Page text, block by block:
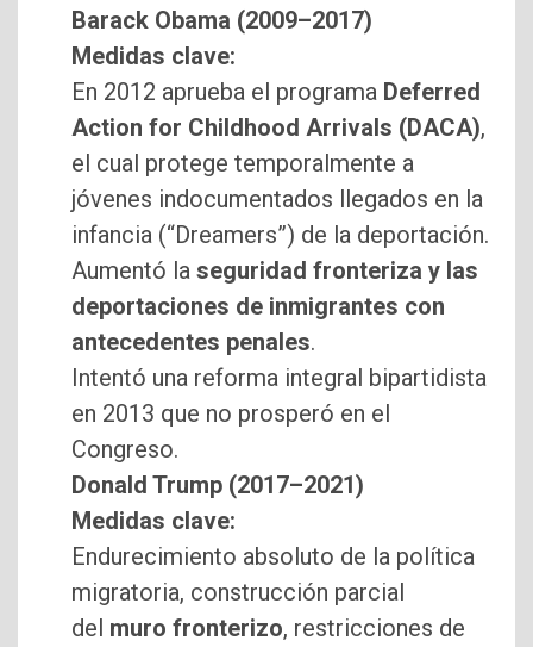
Barack Obama (2009–2017)
Medidas clave:
En 2012 aprueba el programa Deferred
Action for Childhood Arrivals (DACA),
el cual protege temporalmente a
jóvenes indocumentados llegados en la
infancia (“Dreamers”) de la deportación.
Aumentó la seguridad fronteriza y las
deportaciones de inmigrantes con
antecedentes penales.
Intentó una reforma integral bipartidista
en 2013 que no prosperó en el
Congreso.
Donald Trump (2017–2021)
Medidas clave:
Endurecimiento absoluto de la política
migratoria, construcción parcial
del muro fronterizo, restricciones de